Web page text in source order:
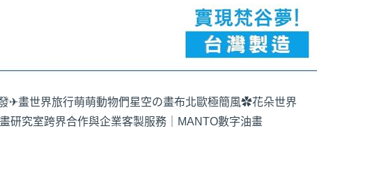
✈畫世界旅行萌萌動物們星空の畫布北歐極簡風✿花朵世界
研究室跨界合作與企業客製服務｜MANTO數字油畫